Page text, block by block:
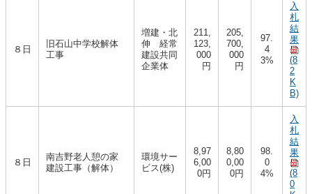
８日
旧石山中学校解体
工事
増建・北
伸 経常
建設共同
企業体
211,
123,
000
円
205,
700,
000
円
97.
4
3%
入
札
結
果
(8
2
K
B)
８日
南吉野老人憩の家
建設工事（解体）
環境サー
ビス(株)
8,97
6,00
0円
8,80
0,00
0円
98.
0
4%
入
札
結
果
(8
0